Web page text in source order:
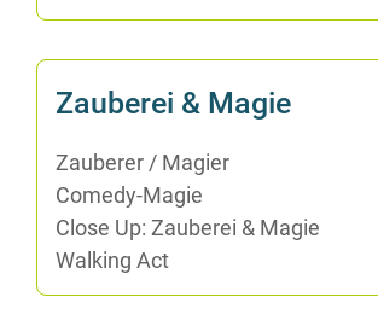
Zau­be­rei & Magie
Zau­be­rer /​ Ma­gi­er
Co­me­dy-Ma­gie
Clo­se Up: Zau­be­rei & Magie
Wal­king Act